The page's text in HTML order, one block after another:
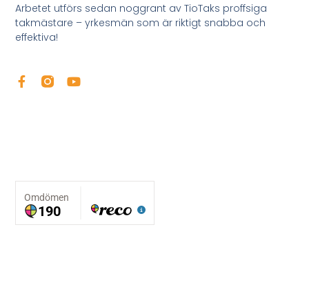
Arbetet utförs sedan noggrant av TioTaks proffsiga
takmästare – yrkesmän som är riktigt snabba och
effektiva!